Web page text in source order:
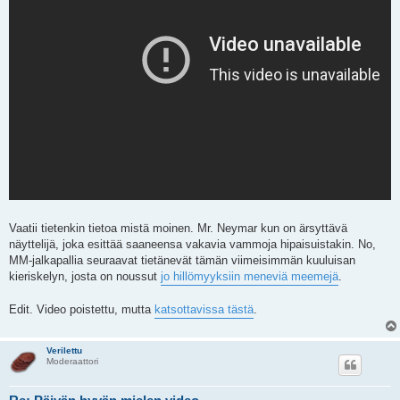
Vaatii tietenkin tietoa mistä moinen. Mr. Neymar kun on ärsyttävä
näyttelijä, joka esittää saaneensa vakavia vammoja hipaisuistakin. No,
MM-jalkapallia seuraavat tietänevät tämän viimeisimmän kuuluisan
kieriskelyn, josta on noussut jo hillömyyksiin meneviä meemejä.
Edit. Video poistettu, mutta katsottavissa tästä.
Verilettu
Moderaattori